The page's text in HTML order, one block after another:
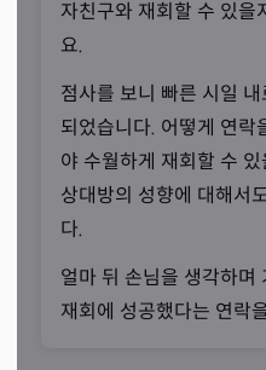
편안한 분위기
“항상 손님을 먼저 생각해야
선생님의 상담은 굉장히 차
행됩니다. 이는 선생님께서
자친구와 재회할 수 있을
요.
점사를 보니 빠른 시일
되었습니다. 어떻게 연락
야 수월하게 재회할 수
상대방의 성향에 대해서
다.
얼마 뒤 손님을 생각하며
재회에 성공했다는 연락